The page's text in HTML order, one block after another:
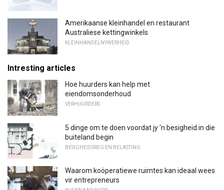
Amerikaanse kleinhandel en restaurant
Australiese kettingwinkels
KLEINHANDELNYWERHEID
Intresting articles
Hoe huurders kan help met
eiendomsonderhoud
VERHUURDERS
5 dinge om te doen voordat jy 'n besigheid in die
buiteland begin
BESIGHEIDSREG EN BELASTING
Waarom koöperatiewe ruimtes kan ideaal wees
vir entrepreneurs